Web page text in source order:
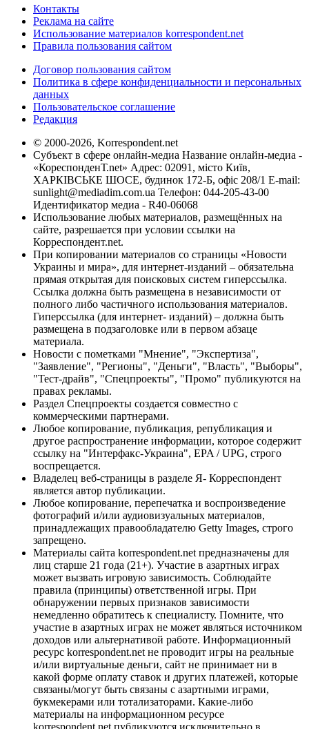
Контакты
Реклама на сайте
Использование материалов korrespondent.net
Правила пользования сайтом
Договор пользования сайтом
Политика в сфере конфиденциальности и персональных
данных
Пользовательское соглашение
Редакция
© 2000-2026, Korrespondent.net
Субъект в сфере онлайн-медиа Название онлайн-медиа -
«КореспонденТ.net» Адрес: 02091, місто Київ,
ХАРКІВСЬКЕ ШОСЕ, будинок 172-Б, офіс 208/1 E-mail:
sunlight@mediadim.com.ua Телефон: 044-205-43-00
Идентификатор медиа - R40-06068
Использование любых материалов, размещённых на
сайте, разрешается при условии ссылки на
Корреспондент.net.
При копировании материалов со страницы «Новости
Украины и мира», для интернет-изданий – обязательна
прямая открытая для поисковых систем гиперссылка.
Ссылка должна быть размещена в независимости от
полного либо частичного использования материалов.
Гиперссылка (для интернет- изданий) – должна быть
размещена в подзаголовке или в первом абзаце
материала.
Новости с пометками "Мнение", "Экспертиза",
"Заявление", "Регионы", "Деньги", "Власть", "Выборы",
"Тест-драйв", "Спецпроекты", "Промо" публикуются на
правах рекламы.
Раздел Спецпроекты создается совместно с
коммерческими партнерами.
Любое копирование, публикация, републикация и
другое распространение информации, которое содержит
ссылку на "Интерфакс-Украина", EPA / UPG, строго
воспрещается.
Владелец веб-страницы в разделе Я- Корреспондент
является автор публикации.
Любое копирование, перепечатка и воспроизведение
фотографий и/или аудиовизуальных материалов,
принадлежащих правообладателю Getty Images, строго
запрещено.
Материалы сайта korrespondent.net предназначены для
лиц старше 21 года (21+). Участие в азартных играх
может вызвать игровую зависимость. Соблюдайте
правила (принципы) ответственной игры. При
обнаружении первых признаков зависимости
немедленно обратитесь к специалисту. Помните, что
участие в азартных играх не может являться источником
доходов или альтернативой работе. Информационный
ресурс korrespondent.net не проводит игры на реальные
и/или виртуальные деньги, сайт не принимает ни в
какой форме оплату ставок и других платежей, которые
связаны/могут быть связаны с азартными играми,
букмекерами или тотализаторами. Какие-либо
материалы на информационном ресурсе
korrespondent.net публикуются исключительно в